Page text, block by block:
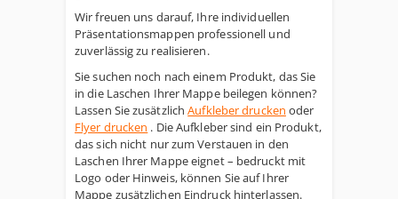
Wir freuen uns darauf, Ihre individuellen
Präsentationsmappen professionell und
zuverlässig zu realisieren.
Sie suchen noch nach einem Produkt, das Sie
in die Laschen Ihrer Mappe beilegen können?
Lassen Sie zusätzlichAufkleber drucken oder
Flyer drucken . Die Aufkleber sind ein Produkt,
das sich nicht nur zum Verstauen in den
Laschen Ihrer Mappe eignet – bedruckt mit
Logo oder Hinweis, können Sie auf Ihrer
Mappe zusätzlichen Eindruck hinterlassen.